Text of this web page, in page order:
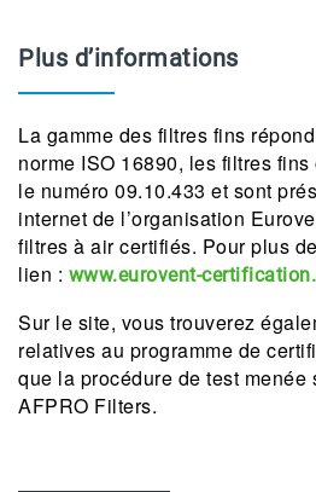
Plus d’informations
La gamme des filtres fins
norme ISO 16890, les filtres
le numéro 09.10.433 et sont
internet de l’organisation
filtres à air certifiés. Pour plus
lien : www.eurovent-
Sur le site, vous trouverez
relatives au programme de
que la procédure de test menée
AFPRO Filters.